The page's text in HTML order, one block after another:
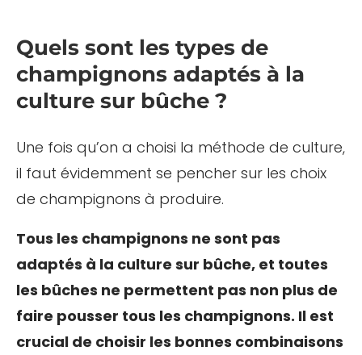
Quels sont les types de
champignons adaptés à la
culture sur bûche ?
Une fois qu’on a choisi la méthode de culture,
il faut évidemment se pencher sur les choix
de champignons à produire.
Tous les champignons ne sont pas
adaptés à la culture sur bûche, et toutes
les bûches ne permettent pas non plus de
faire pousser tous les champignons. Il est
crucial de choisir les bonnes combinaisons